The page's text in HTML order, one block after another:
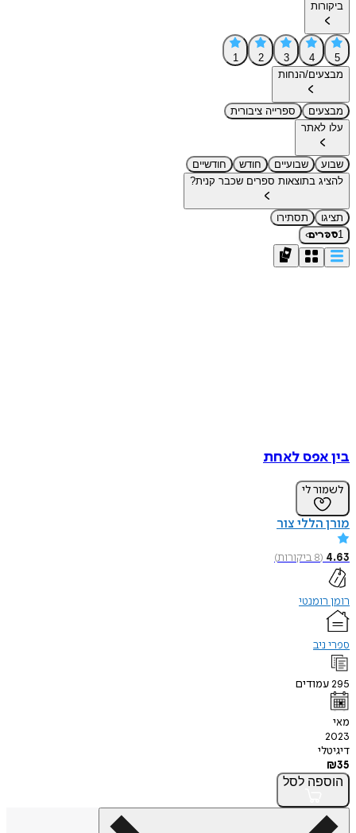
ביקורות
5
4
3
2
1
מבצעים/הנחות
מבצעים
ספרייה ציבורית
עלו לאתר
שבוע שבועיים חודש
חודשיים
להציג בתוצאות ספרים שכבר קנית?
תציגו
תסתירו
1ספרים›
בין אפס לאחת
לשמור לי
מורן הללי צור
4.63
(
8ביקורות)
רומן רומנטי
ספרי ניב
295עמודים
מאי
2023
דיגיטלי
₪35
הוספה לסל